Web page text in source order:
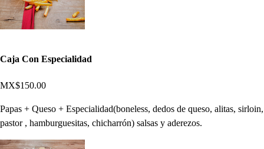
Caja Con Especialidad
MX$150.00
Papas + Queso + Especialidad(boneless, dedos de queso, alitas, sirloin,
pastor , hamburguesitas, chicharrón) salsas y aderezos.